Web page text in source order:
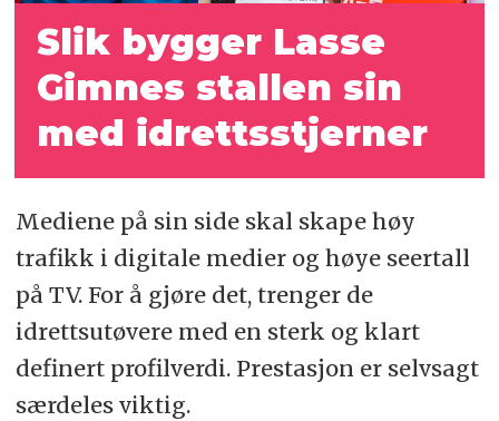
Slik bygger Lasse
Gimnes stallen sin
med idrettsstjerner
Mediene på sin side skal skape høy
trafikk i digitale medier og høye seertall
på TV. For å gjøre det, trenger de
idrettsutøvere med en sterk og klart
definert profilverdi. Prestasjon er selvsagt
særdeles viktig.